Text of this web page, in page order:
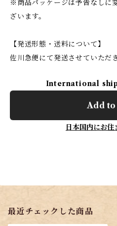
※商品パッケージは予告なしに
ざいます。
【発送形態・送料について】
佐川急便にて発送させていただ
International
Add
日本国内にお住
最近チェックした商品